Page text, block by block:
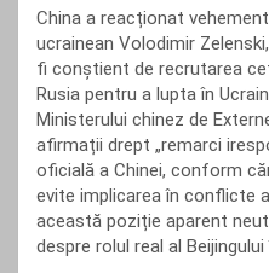
China a reacționat
ucrainean Volodimir
fi conștient de recrutarea
Rusia pentru a lupta în
Ministerului chinez de
afirmații drept „remarci
oficială a Chinei, conform
evite implicarea în conflicte
această poziție aparent
despre rolul real al